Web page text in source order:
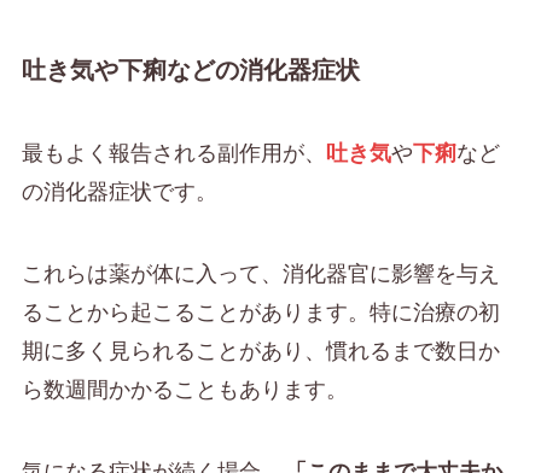
吐き気や下痢などの消化器症状
最もよく報告される副作用が、 吐き気や下痢など
の消化器症状です。
これらは薬が体に入って、消化器官に影響を与え
ることから起こることがあります。特に治療の初
期に多く見られることがあり、慣れるまで数日か
ら数週間かかることもあります。